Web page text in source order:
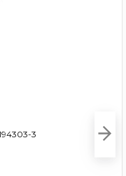
3